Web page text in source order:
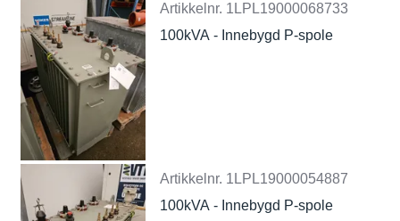
Artikkelnr. 1LPL19000068733
100kVA - Innebygd P-spole
Artikkelnr. 1LPL19000054887
100kVA - Innebygd P-spole